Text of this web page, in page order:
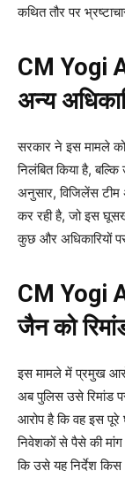
कथित तौर पर
CM Yogi
अन्य
सरकार ने इस मामले
निलंबित किया है,
अनुसार, विजिलेंस टीम
कर रही है, जो इस
कुछ और अधिकारियों पर
CM Yogi
जैन को
इस मामले में प्रमुख
अब पुलिस उसे रिमांड
आरोप है कि वह इस पूरे
निवेशकों से पैसे की
कि उसे यह निर्देश किस